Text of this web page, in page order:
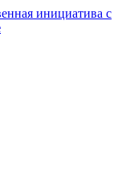
инициатива с